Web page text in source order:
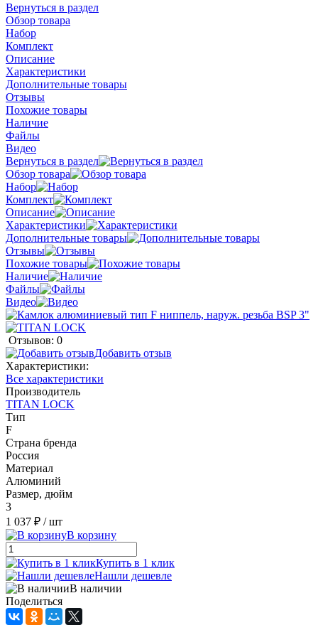
Вернуться в раздел
Обзор товара
Набор
Комплект
Описание
Характеристики
Дополнительные товары
Отзывы
Похожие товары
Наличие
Файлы
Видео
Вернуться в раздел
Обзор товара
Набор
Комплект
Описание
Характеристики
Дополнительные товары
Отзывы
Похожие товары
Наличие
Файлы
Видео
Отзывов: 0
Добавить отзыв
Характеристики:
Все характеристики
Производитель
TITAN LOCK
Тип
F
Страна бренда
Россия
Материал
Алюминий
Размер, дюйм
3
1 037 ₽ / шт
В корзину
Купить в 1 клик
Нашли дешевле
В наличии
Поделиться